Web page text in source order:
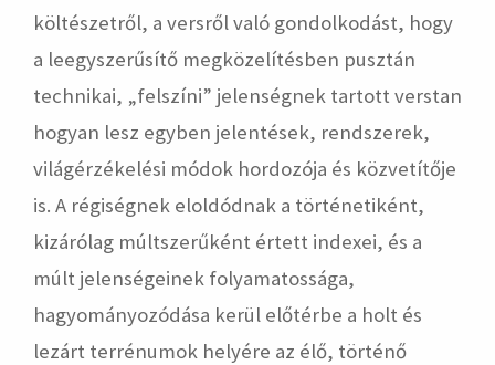
költészetről, a versről való gondolkodást, hogy
a leegyszerűsítő megközelítésben pusztán
technikai, „felszíni” jelenségnek tartott verstan
hogyan lesz egyben jelentések, rendszerek,
világérzékelési módok hordozója és közvetítője
is. A régiségnek eloldódnak a történetiként,
kizárólag múltszerűként értett indexei, és a
múlt jelenségeinek folyamatossága,
hagyományozódása kerül előtérbe a holt és
lezárt terrénumok helyére az élő, történő